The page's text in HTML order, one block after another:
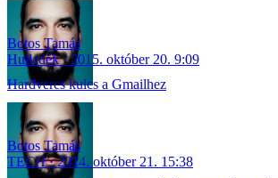
Botos Tamás
Hulladék
2015. október 20. 9:09
Hardveres kulcs a Gmailhez
Botos Tamás
TECH
2014. október 21. 15:38